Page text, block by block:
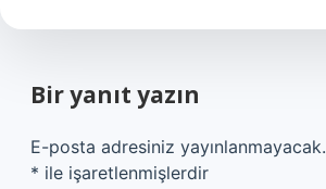
Bir yanıt yazın
E-posta adresiniz yayınlanmayacak.
* ile işaretlenmişlerdir